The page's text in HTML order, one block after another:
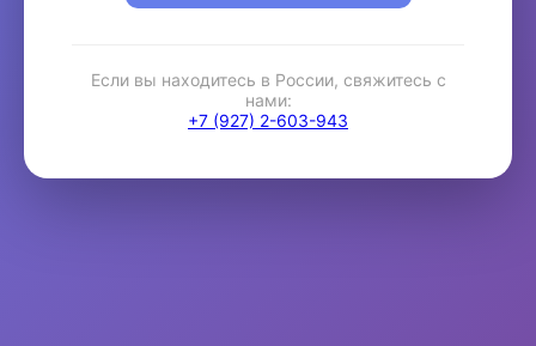
Если вы находитесь в России, свяжитесь с
нами:
+7 (927) 2-603-943